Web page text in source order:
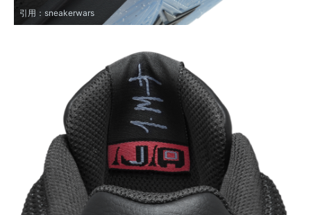
引用： sneakerwars